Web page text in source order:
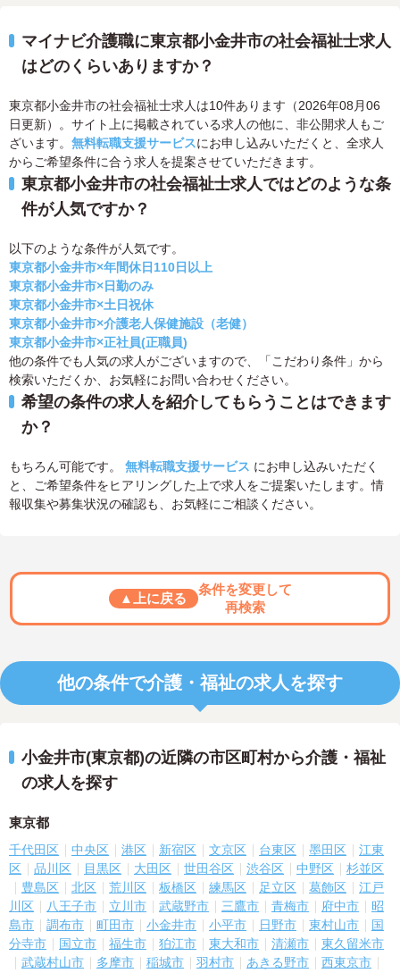
マイナビ介護職に東京都小金井市の社会福祉士求人
はどのくらいありますか？
東京都小金井市の社会福祉士求人は10件あります（2026年08月06
日更新）。サイト上に掲載されている求人の他に、非公開求人もご
ざいます。 無料転職支援サービスにお申し込みいただくと、全求人
からご希望条件に合う求人を提案させていただきます。
東京都小金井市の社会福祉士求人ではどのような条
件が人気ですか？
以下のような条件が人気です。
東京都小金井市×年間休日110日以上
東京都小金井市×日勤のみ
東京都小金井市×土日祝休
東京都小金井市×介護老人保健施設（老健）
東京都小金井市×正社員(正職員)
他の条件でも人気の求人がございますので、「こだわり条件」から
検索いただくか、お気軽にお問い合わせください。
希望の条件の求人を紹介してもらうことはできます
か？
もちろん可能です。 無料転職支援サービス にお申し込みいただく
と、ご希望条件をヒアリングした上で求人をご提案いたします。情
報収集や募集状況の確認も、お気軽にご相談ください。
▲上に戻る
条件を変更して
再検索
他の条件で介護・福祉の求人を探す
小金井市(東京都)の近隣の市区町村から介護・福祉
の求人を探す
東京都
千代田区 中央区 港区 新宿区 文京区 台東区 墨田区
江東
区
品川区 目黒区 大田区 世田谷区 渋谷区 中野区
杉並区
豊島区
北区 荒川区 板橋区 練馬区 足立区 葛飾区
江戸
川区
八王子市 立川市 武蔵野市 三鷹市 青梅市 府中市
昭
島市
調布市 町田市 小金井市 小平市 日野市 東村山市
国
分寺市
国立市 福生市 狛江市 東大和市 清瀬市
東久留米市
武蔵村山市
多摩市 稲城市 羽村市 あきる野市
西東京市